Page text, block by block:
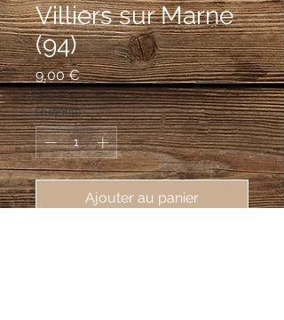
Villiers sur Marne
(94)
9,00 €Prix
Quantité *
Ajouter au panier